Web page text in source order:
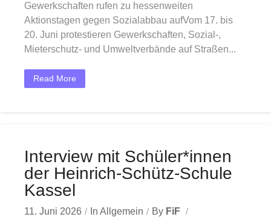
Gewerkschaften rufen zu hessenweiten
Aktionstagen gegen Sozialabbau aufVom 17. bis
20. Juni protestieren Gewerkschaften, Sozial-,
Mieterschutz- und Umweltverbände auf Straßen...
Read More
Interview mit Schüler*innen
der Heinrich-Schütz-Schule
Kassel
11. Juni 2026 In Allgemein By FiF